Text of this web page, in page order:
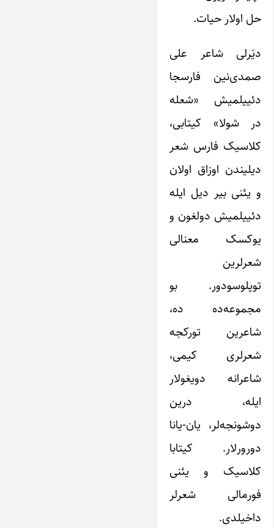
حل اولار حیات.
دیَرلی شاعر علی
صمدی‌نین فارسجا
دئییلمیش «شعله
در شولا» کیتابی،
کلاسیک فارس شعر
دیلیندن اوزاق اولان
و یئنی بیر دیل ایله
دئییلمیش دولغون و
یوکسک معنالی
شعرلرین
توپلوسودور. بو
مجموعه‌ده ده،
شاعرین تورکجه
شعرلرى کیمى،
شاعرانه دویغولار
ایله، درین
دوشونجه‌لر، یان-یانا
دورورلار. کیتابا
کلاسیک و یئنی
فورمالی شعرلر
داخیلدی.